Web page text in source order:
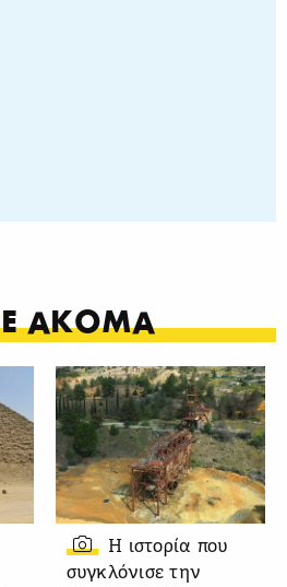
ΑΚΟΜΑ
Η ιστορία που
συγκλόνισε την